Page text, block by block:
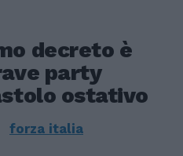
decreto è
party
ostativo
forza italia